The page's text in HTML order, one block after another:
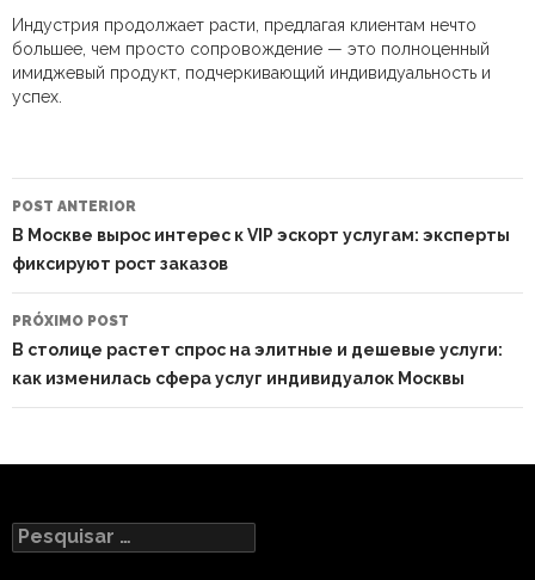
Индустрия продолжает расти, предлагая клиентам нечто
большее, чем просто сопровождение — это полноценный
имиджевый продукт, подчеркивающий индивидуальность и
успех.
NAVEGAÇÃO
DO
POST
POST ANTERIOR
В Москве вырос интерес к VIP эскорт услугам: эксперты
фиксируют рост заказов
PRÓXIMO POST
В столице растет спрос на элитные и дешевые услуги:
как изменилась сфера услуг индивидуалок Москвы
Pesquisar
por: